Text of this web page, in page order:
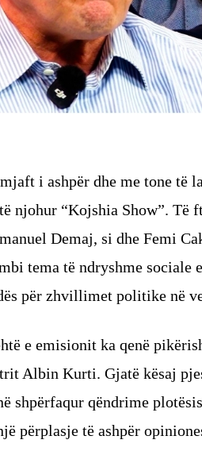
i ashpër dhe me tone të
njohur “Kojshia Show”. Të
Demaj, si dhe Femi
tema të ndryshme sociale
për zhvillimet politike në
e emisionit ka qenë
Albin Kurti. Gjatë kësaj
shpërfaqur qëndrime
përplasje të ashpër